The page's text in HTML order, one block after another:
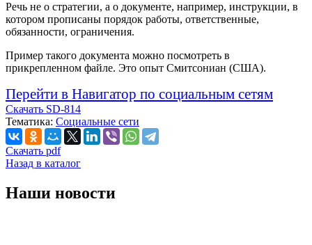
Речь не о стратегии, а о документе, например, инструкции, в
котором прописаны порядок работы, ответственные,
обязанности, ограничения.
Пример такого документа можно посмотреть в
прикрепленном файле. Это опыт Смитсониан (США).
Перейти в Навигатор по социальным сетям
Скачать SD-814
Тематика: Социальные сети
Скачать pdf
Назад в каталог
Наши новости